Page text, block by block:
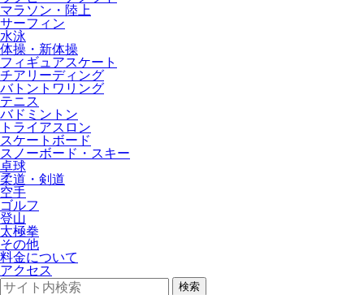
マラソン・陸上
サーフィン
水泳
体操・新体操
フィギュアスケート
チアリーディング
バトントワリング
テニス
バドミントン
トライアスロン
スケートボード
スノーボード・スキー
卓球
柔道・剣道
空手
ゴルフ
登山
太極拳
その他
料金について
アクセス
検索